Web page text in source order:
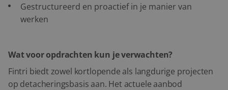
Gestructureerd en proactief in je manier van
werken
Wat voor opdrachten kun je verwachten?
Fintri biedt zowel kortlopende als langdurige projecten
op detacheringsbasis aan. Het actuele aanbod